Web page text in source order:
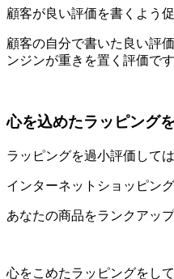
顧客が良い評価を書くよう
顧客の自分で書いた良い評
ンジンが重きを置く評価です
心を込めたラッピング
ラッピングを過小評価して
インターネットショッピン
あなたの商品をランクアッ
心をこめたラッピングをし